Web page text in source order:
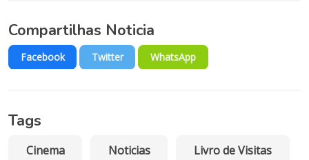
Compartilhas Noticia
Facebook Twitter WhatsApp
Tags
Cinema Noticias Livro de Visitas